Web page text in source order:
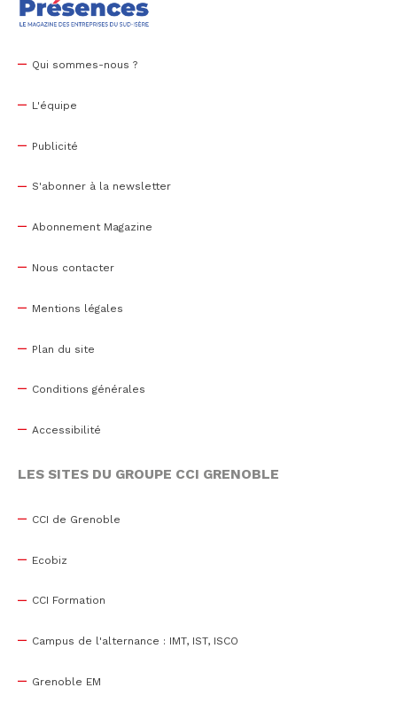
Qui sommes-nous ?
L'équipe
Publicité
S'abonner à la newsletter
Abonnement Magazine
Nous contacter
Mentions légales
Plan du site
Conditions générales
Accessibilité
LES SITES DU GROUPE CCI GRENOBLE
CCI de Grenoble
Ecobiz
CCI Formation
Campus de l'alternance : IMT, IST, ISCO
Grenoble EM